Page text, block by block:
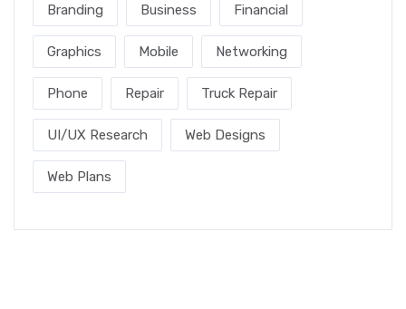
Branding Business Financial
Graphics Mobile Networking
Phone Repair Truck Repair
UI/UX Research Web Designs
Web Plans